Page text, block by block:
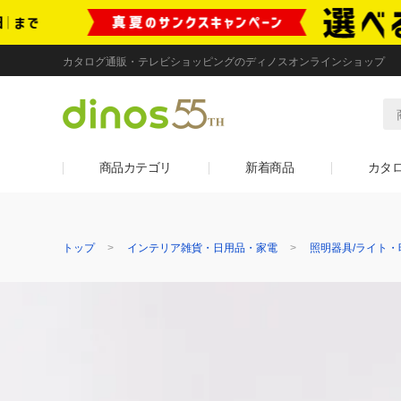
カタログ通販・テレビショッピングのディノスオンラインショップ
商品カテゴリ 新着商品 カタ
トップ インテリア雑貨・日用品・家電 照明器具/ライト・